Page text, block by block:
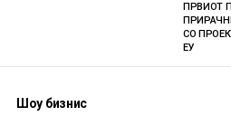
ПРВИОТ
СО
ЕУ
Шоу бизнис